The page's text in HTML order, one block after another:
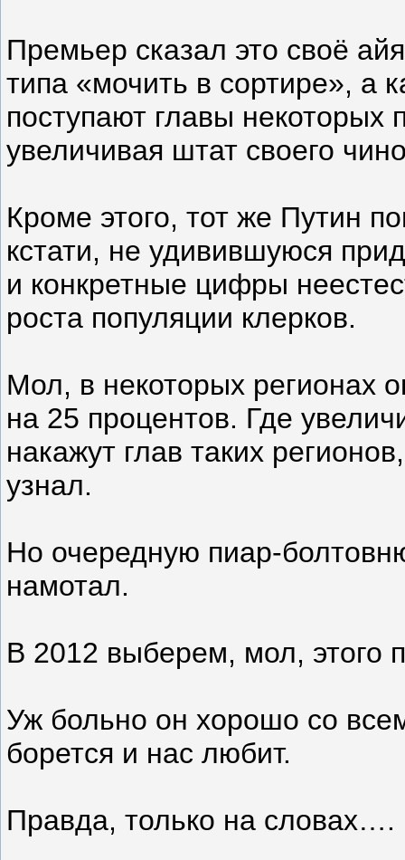
Премьер сказал это своё
типа «мочить в сортире», а
поступают главы некоторых
увеличивая штат своего
Кроме этого, тот же Путин
кстати, не удивившуюся
и конкретные цифры
роста популяции клерков.
Мол, в некоторых регионах
на 25 процентов. Где
накажут глав таких
узнал.
Но очередную пиар-
намотал.
В 2012 выберем, мол, этого
Уж больно он хорошо со
борется и нас любит.
Правда, только на словах….